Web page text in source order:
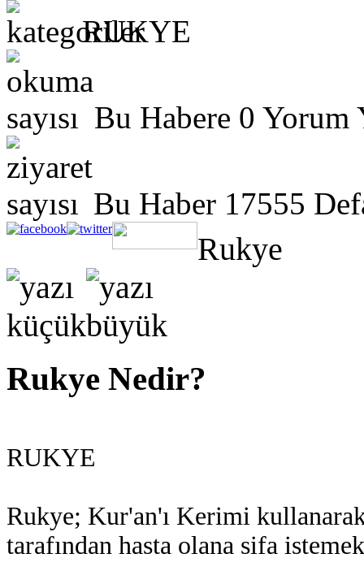
RUKYE
Bu Habere 0 Yorum
Bu Haber 17555
Rukye
Rukye Nedir?
RUKYE
Rukye; Kur'an'ı Kerimi
tarafından hasta olana sifa